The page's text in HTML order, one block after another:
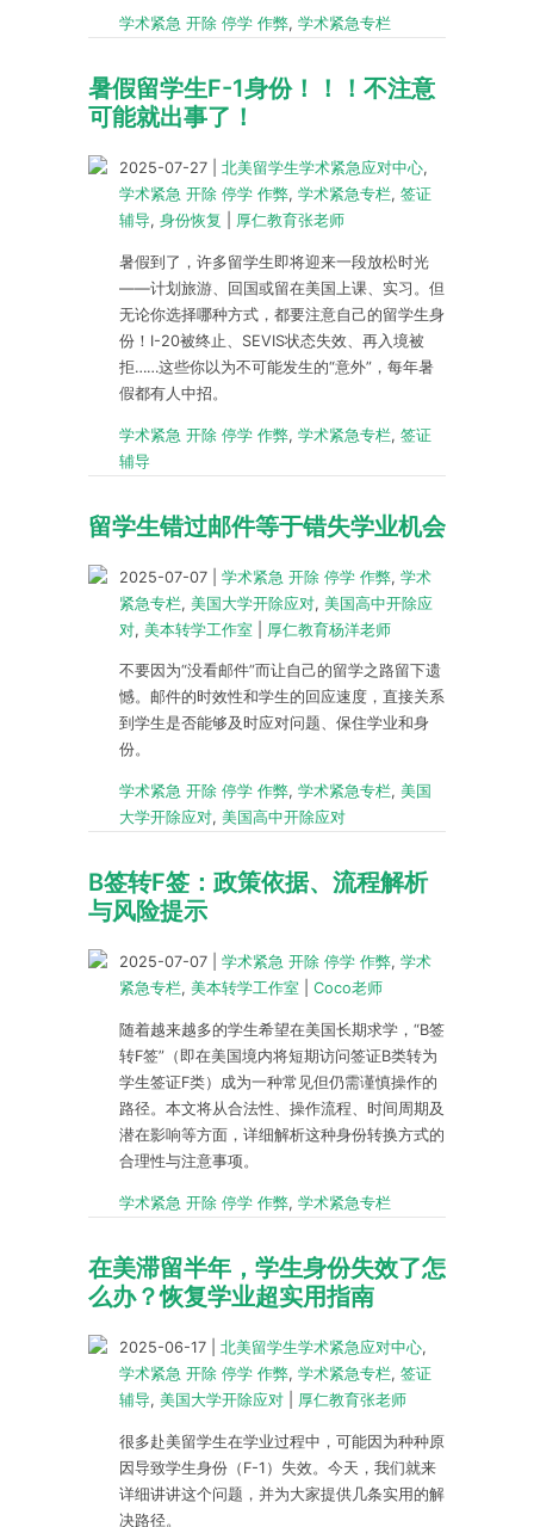
学术紧急 开除 停学 作弊, 学术紧急专栏
暑假留学生F-1身份！！！不注意
可能就出事了！
2025-07-27 北美留学生学术紧急应对中心,
学术紧急 开除 停学 作弊, 学术紧急专栏, 签证
辅导, 身份恢复 厚仁教育张老师
暑假到了，许多留学生即将迎来一段放松时光
——计划旅游、回国或留在美国上课、实习。但
无论你选择哪种方式，都要注意自己的留学生身
份！I-20被终止、SEVIS状态失效、再入境被
拒……这些你以为不可能发生的“意外”，每年暑
假都有人中招。
学术紧急 开除 停学 作弊, 学术紧急专栏, 签证
辅导
留学生错过邮件等于错失学业机会
2025-07-07 学术紧急 开除 停学 作弊, 学术
紧急专栏, 美国大学开除应对, 美国高中开除应
对, 美本转学工作室 厚仁教育杨洋老师
不要因为“没看邮件”而让自己的留学之路留下遗
憾。邮件的时效性和学生的回应速度，直接关系
到学生是否能够及时应对问题、保住学业和身
份。
学术紧急 开除 停学 作弊, 学术紧急专栏, 美国
大学开除应对, 美国高中开除应对
B签转F签：政策依据、流程解析
与风险提示
2025-07-07 学术紧急 开除 停学 作弊, 学术
紧急专栏, 美本转学工作室 Coco老师
随着越来越多的学生希望在美国长期求学，“B签
转F签”（即在美国境内将短期访问签证B类转为
学生签证F类）成为一种常见但仍需谨慎操作的
路径。本文将从合法性、操作流程、时间周期及
潜在影响等方面，详细解析这种身份转换方式的
合理性与注意事项。
学术紧急 开除 停学 作弊, 学术紧急专栏
在美滞留半年，学生身份失效了怎
么办？恢复学业超实用指南
2025-06-17 北美留学生学术紧急应对中心,
学术紧急 开除 停学 作弊, 学术紧急专栏, 签证
辅导, 美国大学开除应对 厚仁教育张老师
很多赴美留学生在学业过程中，可能因为种种原
因导致学生身份（F-1）失效。今天，我们就来
详细讲讲这个问题，并为大家提供几条实用的解
决路径。